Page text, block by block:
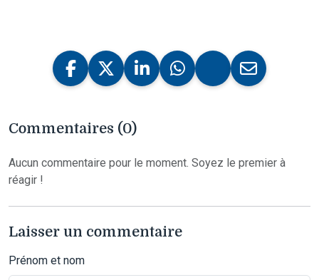
Commentaires (0)
Aucun commentaire pour le moment. Soyez le premier à
réagir !
Laisser un commentaire
Prénom et nom